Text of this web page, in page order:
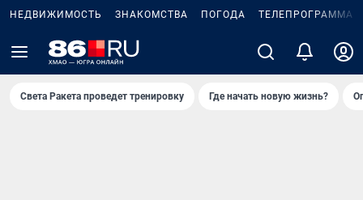
НЕДВИЖИМОСТЬ ЗНАКОМСТВА ПОГОДА ТЕЛЕПРОГРАММА
Света Ракета проведет тренировку Где начать новую жизнь?